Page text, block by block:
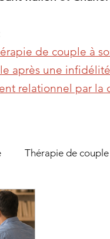
Thérapie de couple
des émotions
de couple à
après une
relationnel par la